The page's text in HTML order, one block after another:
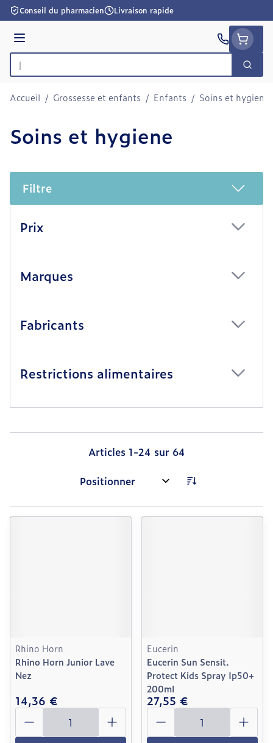
Aller au contenu
Conseil du pharmacien Livraison rapide
Menu
Rechercher
Accueil / Grossesse et enfants / Enfants / Soins et hygiene
Soins et hygiene
Filtre
Prix
Marques
Fabricants
Restrictions alimentaires
Articles 1-24 sur 64
Trier par:
Rhino Horn
Rhino Horn Junior Lave
Nez
14,36 €
Quantité
Eucerin
Eucerin Sun Sensit.
Protect Kids Spray Ip50+
200ml
27,55 €
Quantité